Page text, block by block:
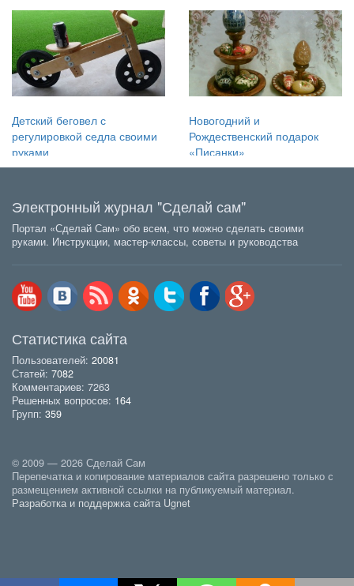
Детский беговел с
регулировкой седла своими
руками
Новогодний и
Рождественский подарок
«Писанки»
Электронный журнал "Сделай сам"
Портал «Сделай Сам» обо всем, что можно сделать своими
руками. Инструкции, мастер-классы, советы и руководства
Статистика сайта
Пользователей: 20081
Статей: 7082
Комментариев: 7263
Решенных вопросов: 164
Групп: 359
© 2009 — 2026 Сделай Сам
Перепечатка и копирование материалов сайта разрешено только с
размещением активной ссылки на публикуемый материал.
Разработка и поддержка сайта Ugnet